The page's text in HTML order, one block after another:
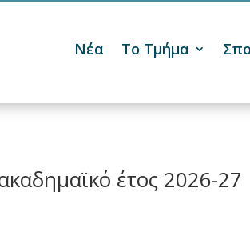
Νέα Το Τμήμα
έτος 2026-27